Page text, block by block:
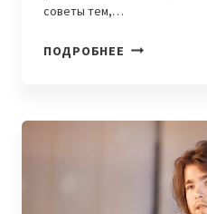
советы тем,…
ПОДРОБНЕЕ